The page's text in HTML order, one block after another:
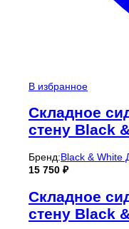
В избранное
Складное
стену Black
Бренд:Black & White
15 750 ₽
Складное
стену Black